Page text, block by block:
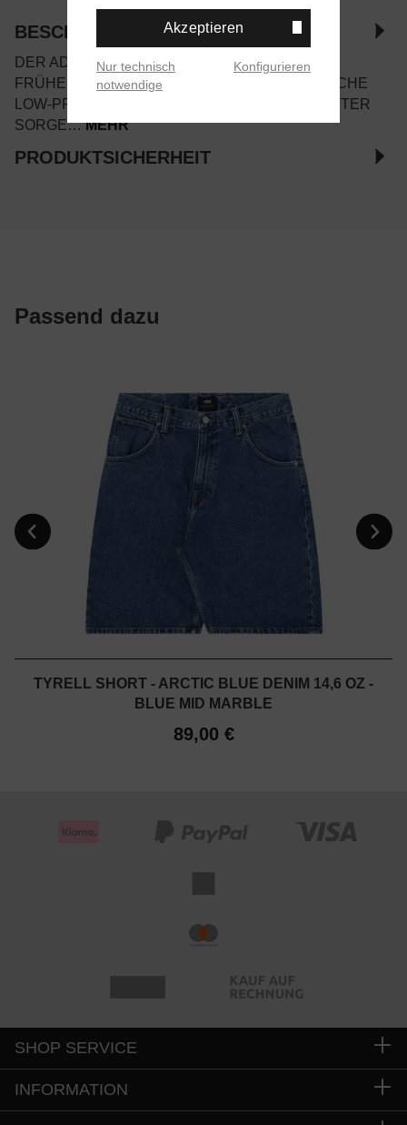
BESCHREIBUNG
DER ADIDAS TAEKWONDO ENTSPRINGT DEN
FRÜHEN 2000ER JAHREN. DAS MINIMALISTISCHE
LOW-PROFILE DESIGN UND DAS WEICHE FUTTER
SORGE…MEHR
PRODUKTSICHERHEIT
Passend dazu
TYRELL SHORT - ARCTIC BLUE DENIM 14,6 OZ -
BLUE MID MARBLE
89,00 €
SHOP SERVICE
INFORMATION
Akzeptieren
Nur technisch
notwendige
Konfigurieren